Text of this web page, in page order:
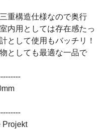
重構造仕様なので奥行
内用としては存在感たっ
として使用もバッチリ！
としても最適な一品で
Projekt